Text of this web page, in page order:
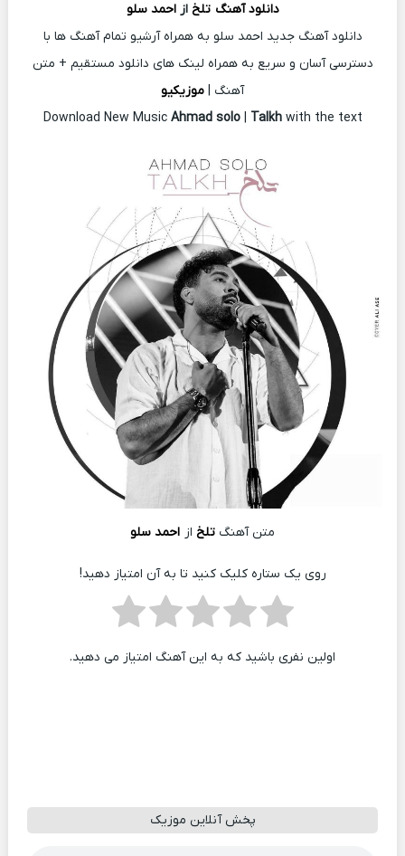
دانلود آهنگ تلخ ازاحمد سلو
دانلود آهنگ جدید احمد سلو به همراه آرشیو تمام آهنگ ها با
دسترسی آسان و سریع به همراه لینک های دانلود مستقیم + متن
آهنگ | موزیکیو
Download New Music Ahmad solo| Talkh with the text
متن آهنگ تلخ از احمد سلو
روی یک ستاره کلیک کنید تا به آن امتیاز دهید!
اولین نفری باشید که به این آهنگ امتیاز می دهید.
پخش آنلاین موزیک